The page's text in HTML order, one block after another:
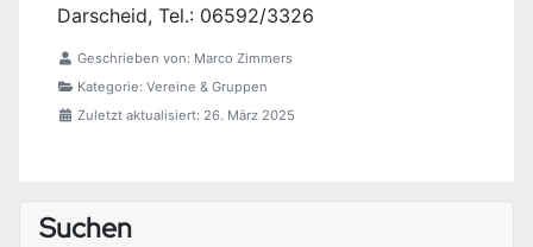
Darscheid, Tel.: 06592/3326
Geschrieben von: Marco Zimmers
Kategorie: Vereine & Gruppen
Zuletzt aktualisiert: 26. März 2025
Suchen